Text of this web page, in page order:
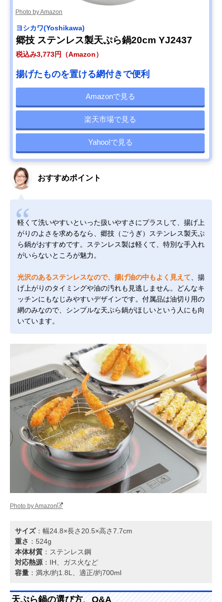
Photo by Amazon
ヨシカワ(Yoshikawa)
郷技 ステンレス製天ぷら鍋20cm YJ2437
税込み3,773円（Amazon）
揚げたものを置ける網付きで便利
Amazonで見る
楽天市場で見る
Yahoo!で見る
おすすめポイント
軽くて洗いやすいといった扱いやすさにプラスして、揚げ上
がりのよさを求めるなら、郷技（ごうぎ）ステンレス製天ぷ
ら鍋がおすすめです。ステンレス製は軽くて、特別な手入れ
がいらないところが魅力。
光沢のあるステンレスなので、揚げ油の中もよく見えて 、揚
げ上がりのタイミングや油の汚れも見逃しません。どんなキ
ッチンにもなじみやすいデザインです。付属品は油切り用の
網のみなので、シンプルな天ぷら鍋がほしいという人にも向
いています。
Photo by Amazon
サイズ：幅24.8×長さ20.5×高さ7.7cm
重さ ：524g
本体材質 ：ステンレス鋼
対応熱源 ：IH、ガス火など
容量 ：満水/約1.8L、適正/約700ml
天ぷら鍋の選び方、Q&A